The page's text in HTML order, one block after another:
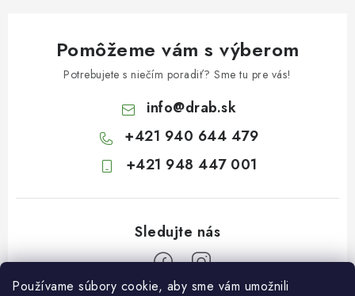
Používame súbory cookie, aby sme vám umožnili
Pomôžeme vám s výberom
Potrebujete s niečím poradiť? Sme tu pre vás!
info@drab.sk
+421 940 644 479
+421 948 447 001